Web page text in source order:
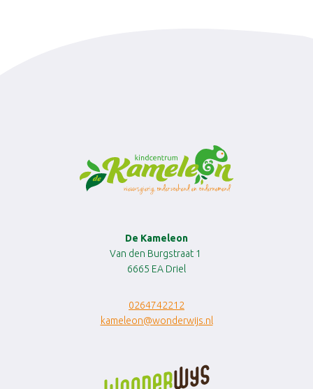
De Kameleon
Van den Burgstraat 1
6665 EA Driel
0264742212
kameleon@wonderwijs.nl